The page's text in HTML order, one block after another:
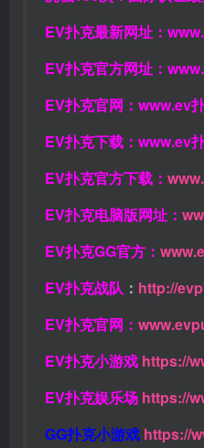
EV扑克最新网址：
EV扑克官方网址：
EV扑克官网： www.ev
EV扑克下载： www.ev
EV扑克官方下载：
EV扑克电脑版网址：
EV扑克GG官方：
EV扑克战队 ： http://
EV扑克官网：
EV扑克小游戏 https://
EV扑克娱乐场 https://
GG扑克小游戏 https://